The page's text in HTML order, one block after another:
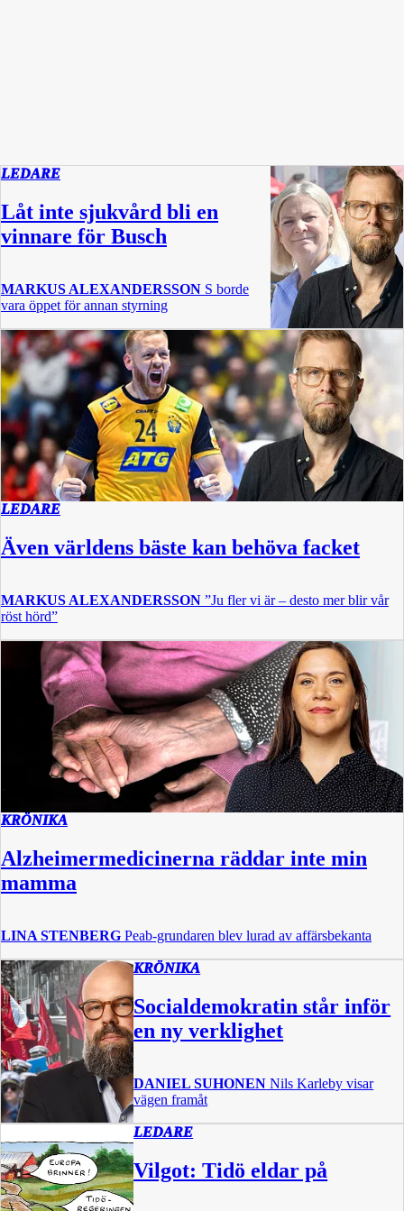
LEDARE
Låt inte sjukvård bli en
vinnare för Busch
MARKUS ALEXANDERSSON S borde
vara öppet för annan styrning
LEDARE
Även världens bäste kan behöva facket
MARKUS ALEXANDERSSON ”Ju fler vi är – desto mer blir vår
röst hörd”
KRÖNIKA
Alzheimermedicinerna räddar inte min
mamma
LINA STENBERG Peab-grundaren blev lurad av affärsbekanta
KRÖNIKA
Socialdemokratin står inför
en ny verklighet
DANIEL SUHONEN Nils Karleby visar
vägen framåt
LEDARE
Vilgot: Tidö eldar på